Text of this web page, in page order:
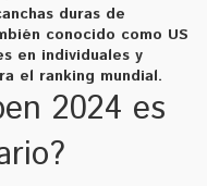
duras de
conocido como US
en individuales y
el ranking mundial.
2024 es